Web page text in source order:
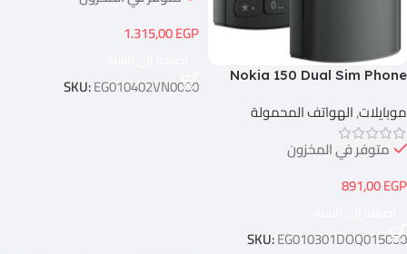
Nokia 150 Dual Sim Phone
موبايلات,الهواتف المحمولة
متوفر في المخزون
891,00EGP
SKU:EG010301DOQ015000
1.315,00EGP
SKU:EG010402VN0000